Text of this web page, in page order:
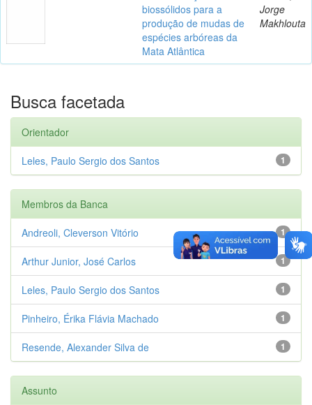
biossólidos para a
produção de mudas de
espécies arbóreas da
Mata Atlântica
Jorge
Makhlouta
Busca facetada
Orientador
1
Leles, Paulo Sergio dos Santos
Membros da Banca
1
Andreoli, Cleverson Vitório
1
Arthur Junior, José Carlos
1
Leles, Paulo Sergio dos Santos
1
Pinheiro, Érika Flávia Machado
1
Resende, Alexander Silva de
Assunto